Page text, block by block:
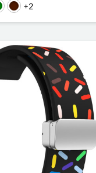
Marrón oscuro
+2